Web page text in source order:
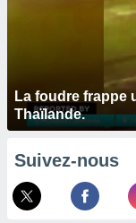
La foudre frappe
Thaïlande.
Suivez-nous